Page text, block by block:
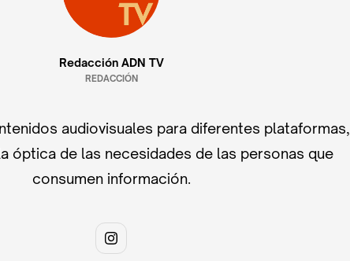
Redacción ADN TV
REDACCIÓN
audiovisuales para diferentes plataformas,
óptica de las necesidades de las personas que
consumen información.